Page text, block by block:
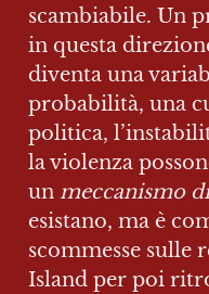
scambiabile. Un
in questa
diventa una
probabilità, una
politica,
la violenza
un meccanismo
esistano, ma è
scommesse sulle
Island per poi